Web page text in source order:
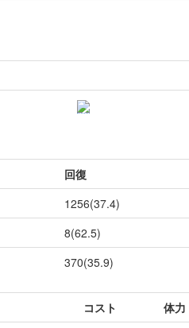
回復
1256(37.4)
8(62.5)
370(35.9)
コスト 体力